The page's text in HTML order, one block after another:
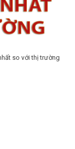
so với thị trường